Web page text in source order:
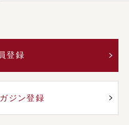
登録
ジン登録